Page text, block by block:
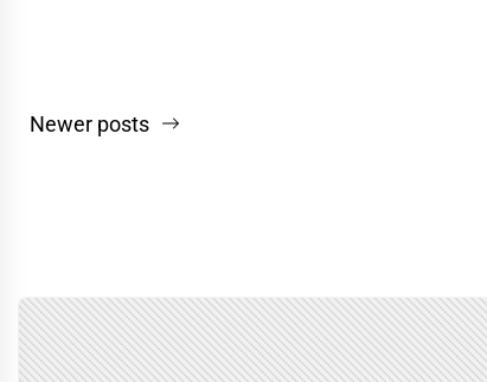
Navegação
Newer posts